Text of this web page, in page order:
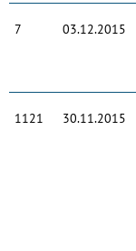
7 03.12.2015
1121 30.11.2015